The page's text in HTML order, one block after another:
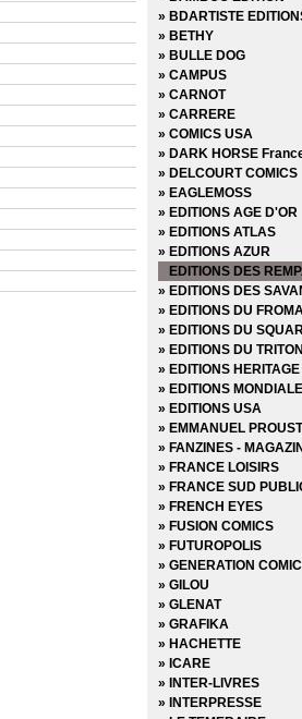
» BDARTISTE
» BETHY
» BULLE DOG
» CAMPUS
» CARNOT
» CARRERE
» COMICS USA
» DARK HORSE
» DELCOURT COMICS
» EAGLEMOSS
» EDITIONS AGE D'OR
» EDITIONS ATLAS
» EDITIONS AZUR
EDITIONS DES
» EDITIONS DES
» EDITIONS DU
» EDITIONS DU
» EDITIONS DU TRITON
» EDITIONS HERITAGE
» EDITIONS
» EDITIONS USA
» EMMANUEL
» FANZINES -
» FRANCE LOISIRS
» FRANCE SUD
» FRENCH EYES
» FUSION COMICS
» FUTUROPOLIS
» GENERATION
» GILOU
» GLENAT
» GRAFIKA
» HACHETTE
» ICARE
» INTER-LIVRES
» INTERPRESSE